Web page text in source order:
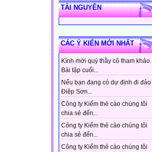
TÀI NGUYÊN
CÁC Ý KIẾN MỚI NHẤT
Kính mời quý thầy cô tham khảo.
Bài tập cuối...
Nếu bạn đang có dự định đi đảo
Điệp Sơn...
Công ty Kiếm thẻ cào chúng tôi
chia sẻ đến...
Công ty Kiếm thẻ cào chúng tôi
chia sẻ đến...
Công ty Kiếm thẻ cào chúng tôi